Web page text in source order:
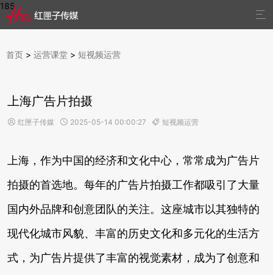
185

首页 > 运营课堂 > 短视频运营
上海广告片拍摄
 红匣子传媒  2025-05-14 00:00:27  短视频运营
上海，作为中国的经济和文化中心，常常成为广告片
拍摄的首选地。每年的广告片拍摄工作都吸引了大量
国内外品牌和创意团队的关注。这座城市以其独特的
现代化城市风貌、丰富的历史文化和多元化的生活方
式，为广告片提供了丰富的视觉素材，成为了创意和